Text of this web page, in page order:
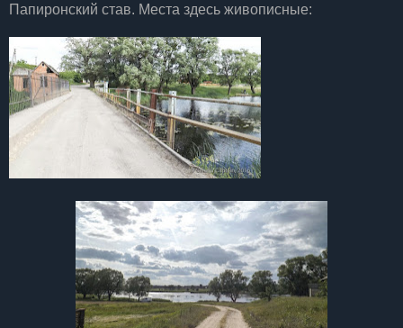
Папиронский став. Места здесь живописные: